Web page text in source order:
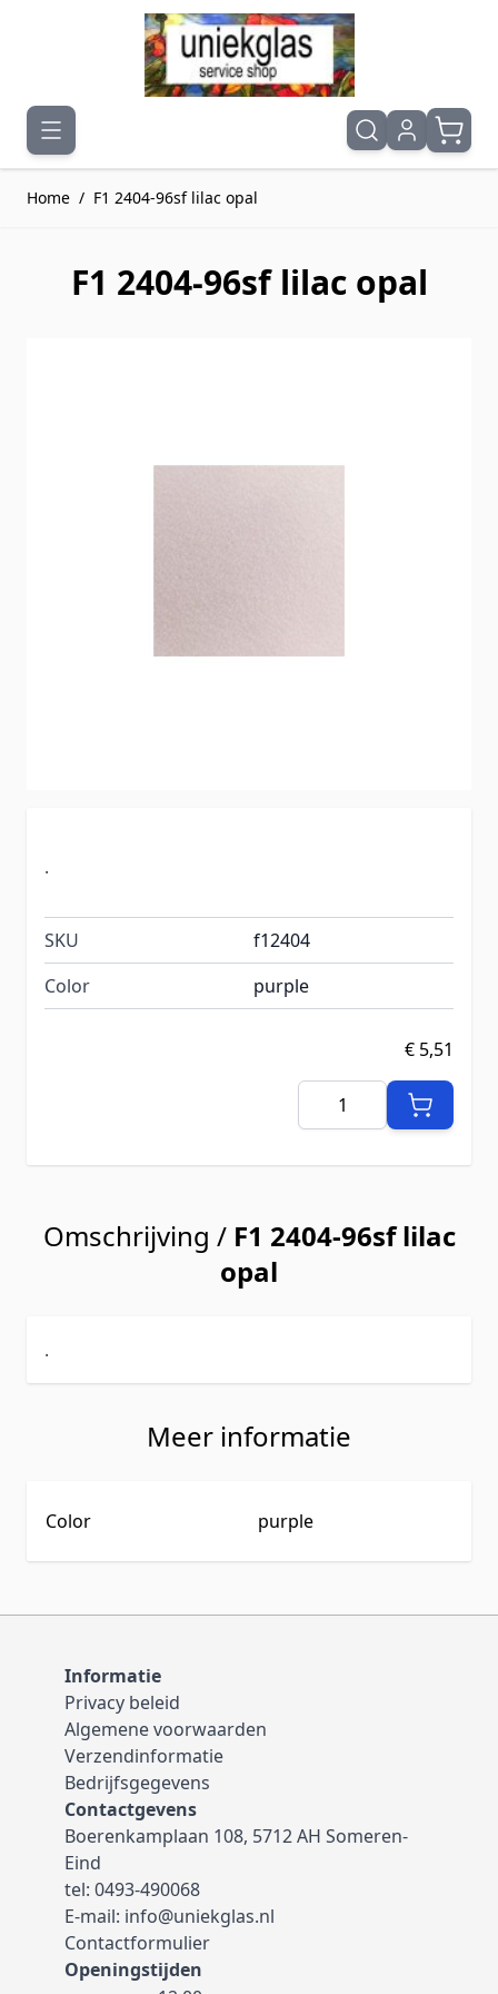
Ga naar de inhoud
Home / F1 2404-96sf lilac opal
F1 2404-96sf lilac opal
.
SKU
f12404
Color
purple
€ 5,51
Aantal
Omschrijving / F1 2404-96sf lilac
opal
.
Meer informatie
Color purple
Informatie
Privacy beleid
Algemene voorwaarden
Verzendinformatie
Bedrijfsgegevens
Contactgevens
Boerenkamplaan 108, 5712 AH Someren-
Eind
tel: 0493-490068
E-mail: info@uniekglas.nl
Contactformulier
Openingstijden